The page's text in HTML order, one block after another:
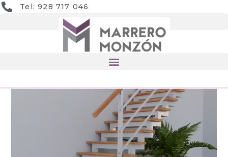
Tel: 928 717 046